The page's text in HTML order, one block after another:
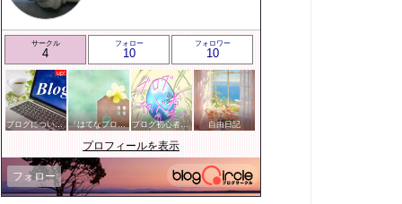
サークル
4
フォロー
10
フォロワー
10
ブログについて何でも自由に♪ 『はてなブログ』サークル ブログ初心者の集い 自由日記
プロフィールを表示
フォロー